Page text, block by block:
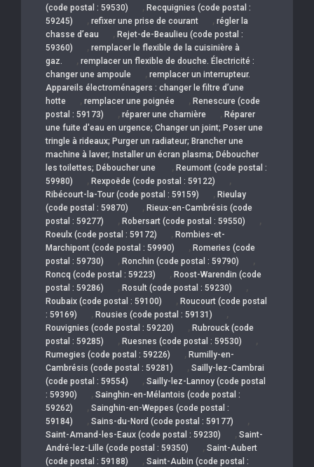
(code postal : 59530)
, Recquignies (code postal :
59245)
, refixer une prise de courant , régler la
chasse d’eau
, Rejet-de-Beaulieu (code postal :
59360)
, remplacer le flexible de la cuisinière à
gaz.
, remplacer un flexible de douche. Électricité :
changer une ampoule
, remplacer un interrupteur.
Appareils électroménagers : changer le filtre d’une
hotte
, remplacer une poignée , Renescure (code
postal : 59173)
, réparer une charnière , Réparer
une fuite d'eau en urgence; Changer un joint; Poser une
tringle à rideaux; Purger un radiateur; Brancher une
machine à laver; Installer un écran plasma; Déboucher
les toilettes; Déboucher une
, Reumont (code postal :
59980)
, Rexpoëde (code postal : 59122) ,
Ribécourt-la-Tour (code postal : 59159) , Rieulay
(code postal : 59870)
, Rieux-en-Cambrésis (code
postal : 59277)
, Robersart (code postal : 59550) ,
Roeulx (code postal : 59172) , Rombies-et-
Marchipont (code postal : 59990)
, Romeries (code
postal : 59730)
, Ronchin (code postal : 59790) ,
Roncq (code postal : 59223) , Roost-Warendin (code
postal : 59286)
, Rosult (code postal : 59230) ,
Roubaix (code postal : 59100) , Roucourt (code postal
: 59169)
, Rousies (code postal : 59131) ,
Rouvignies (code postal : 59220) , Rubrouck (code
postal : 59285)
, Ruesnes (code postal : 59530) ,
Rumegies (code postal : 59226) , Rumilly-en-
Cambrésis (code postal : 59281)
, Sailly-lez-Cambrai
(code postal : 59554)
, Sailly-lez-Lannoy (code postal
: 59390)
, Sainghin-en-Mélantois (code postal :
59262)
, Sainghin-en-Weppes (code postal :
59184)
, Sains-du-Nord (code postal : 59177) ,
Saint-Amand-les-Eaux (code postal : 59230) , Saint-
André-lez-Lille (code postal : 59350)
, Saint-Aubert
(code postal : 59188)
, Saint-Aubin (code postal :